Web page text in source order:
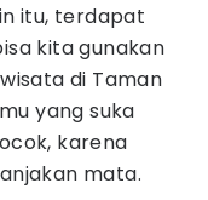
itu, terdapat
kita gunakan
di Taman
yang suka
karena
mata.